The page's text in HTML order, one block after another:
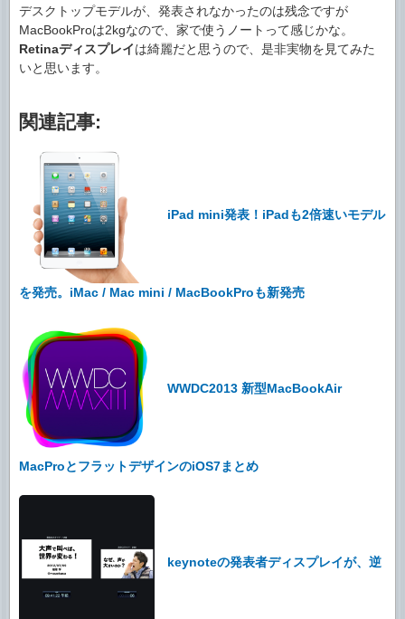
デスクトップモデルが、発表されなかったのは残念ですが
MacBookProは2kgなので、家で使うノートって感じかな。
Retinaディスプレイは綺麗だと思うので、是非実物を見てみた
いと思います。
関連記事:
iPad mini発表！iPadも2倍速いモデル
を発売。iMac / Mac mini / MacBookProも新発売
WWDC2013 新型MacBookAir
MacProとフラットデザインのiOS7まとめ
keynoteの発表者ディスプレイが、逆